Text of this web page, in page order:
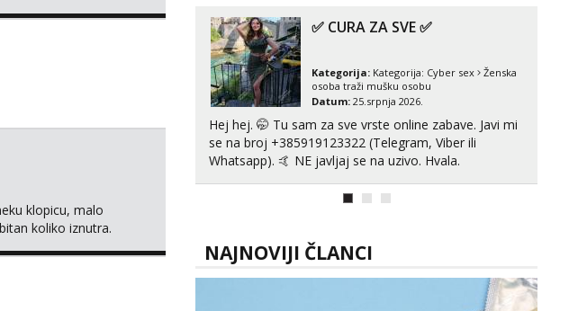
klopicu, malo
koliko iznutra.
tipkanja uz slike i hot line pozive. Za vas sam
pripremila ...
✅ CURA ZA SVE ✅
Kategorija: Kategorija: Cyber sex
Ženska
osoba traži mušku osobu
Datum: 25.srpnja 2026.
Hej hej. 🤭 Tu sam za sve vrste online zabave. Javi mi
se na broj +385919123322 (Telegram, Viber ili
Whatsapp). 🤙 NE javljaj se na uzivo. Hvala.
NAJNOVIJI ČLANCI